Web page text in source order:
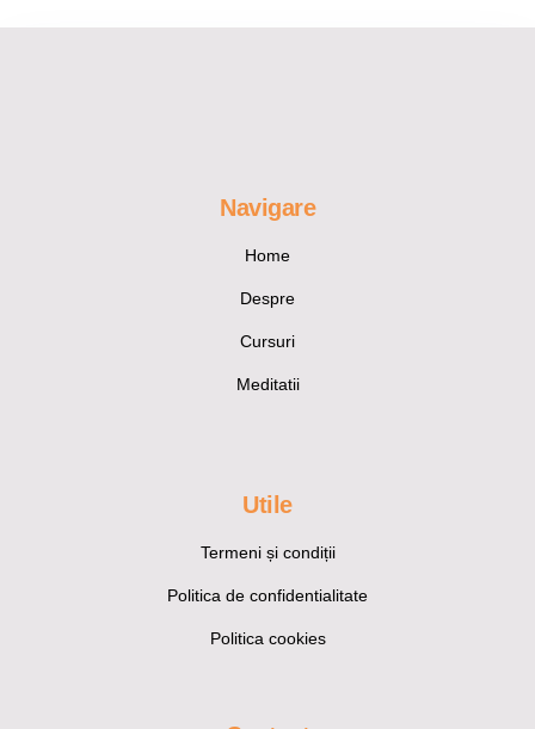
Navigare
Home
Despre
Cursuri
Meditatii
Utile
Termeni și condiții
Politica de confidentialitate
Politica cookies